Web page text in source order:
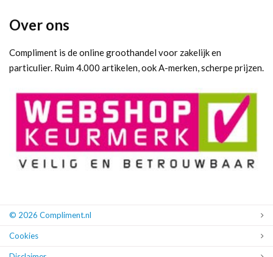
Over ons
Compliment is de online groothandel voor zakelijk en
particulier. Ruim 4.000 artikelen, ook A-merken, scherpe prijzen.
© 2026 Compliment.nl
Cookies